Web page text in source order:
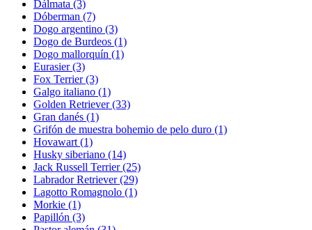
Dálmata (3)
Dóberman (7)
Dogo argentino (3)
Dogo de Burdeos (1)
Dogo mallorquín (1)
Eurasier(3)
Fox Terrier(3)
Galgo italiano (1)
Golden Retriever(33)
Gran danés (1)
Grifón de muestra bohemio de pelo duro (1)
Hovawart (1)
Husky siberiano (14)
Jack Russell Terrier(25)
Labrador Retriever(29)
Lagotto Romagnolo (1)
Morkie (1)
Papillón (3)